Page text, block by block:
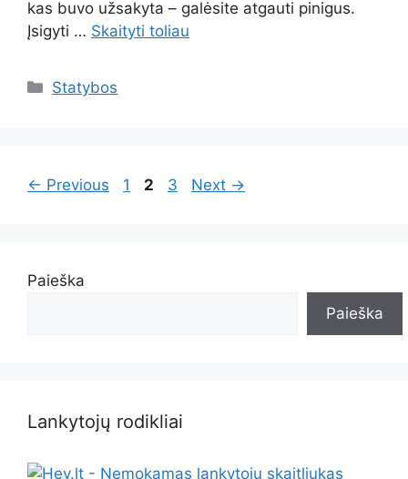
kas buvo užsakyta – galėsite atgauti pinigus.
Įsigyti … Skaityti toliau
Kategorijos
Statybos
← Previous Page
1 Page
2 Page
3 Next →
Paieška
Paieška
Lankytojų rodikliai